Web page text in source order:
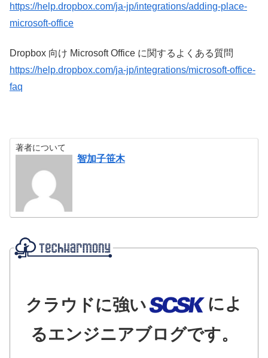
https://help.dropbox.com/ja-jp/integrations/adding-place-
microsoft-office
Dropbox 向け Microsoft Office に関するよくある質問
https://help.dropbox.com/ja-jp/integrations/microsoft-office-
faq
著者について
智加子笹木
クラウドに強い
によ
るエンジニアブログです。